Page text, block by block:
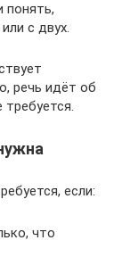
понять,
с двух.
речь идёт об
требуется.
если:
что